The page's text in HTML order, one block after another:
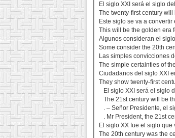
El siglo XXI será el siglo
The twenty-first century
Este siglo se va a
This will be the golden era
Algunos consideran el
Some consider the 20th
Las simples convicciones
The simple certainties of
Ciudadanos del siglo XXI
They show twenty-first
El siglo XXI será el siglo
The 21st century will be
. – Señor Presidente, el
. Mr President, the 21st
El siglo XX fue el siglo
The 20th century was the